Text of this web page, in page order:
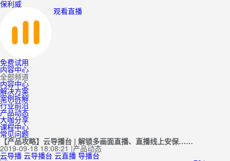
保利威
观看直播
免费试用
内容中心
全部频道
内容中心
解决方案
案例拆解
行业前沿
产品动态
大咖分享
课程中心
常见问题
【产品攻略】云导播台 | 解锁多画面直播、直播线上安保……
2019-09-18 18:08:21 |产品动态
云导播 云导播台 云直播 导播台